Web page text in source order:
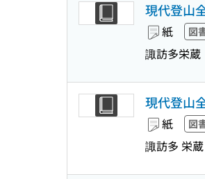
現代登山
紙 図
諏訪多栄蔵
現代登山
紙 図
諏訪多 栄